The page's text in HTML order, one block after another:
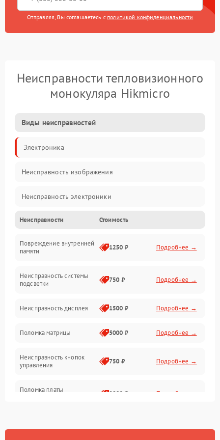
Отправляя, Вы соглашаетесь с политикой конфиденциальности
Неисправности тепловизионного
монокуляра Hikmicro
Виды неисправностей
Электроника
Неисправность изображения
Неисправность электроники
Электропитание
Матрица
Оптика
Неисправности Стоимость
Повреждение внутренней
памяти
1250 ₽ Подробнее →
Неисправность системы
подсветки
750 ₽ Подробнее →
Неисправность дисплея 1500 ₽ Подробнее →
Поломка матрицы 5000 ₽ Подробнее →
Неисправность кнопок
управления
750 ₽ Подробнее →
Поломка платы
2000 ₽ Подробнее →
аккумулятора